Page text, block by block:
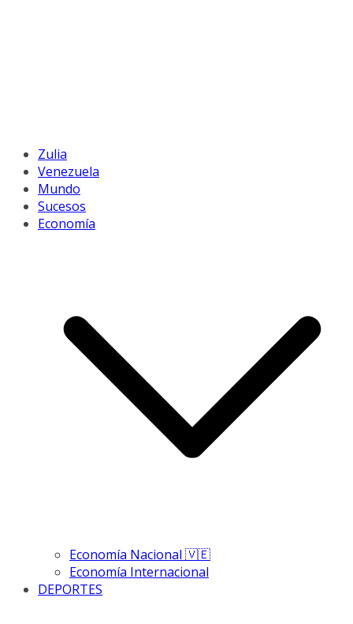
Zulia
Venezuela
Mundo
Sucesos
Economía
Economía Nacional 🇻🇪
Economía Internacional
DEPORTES